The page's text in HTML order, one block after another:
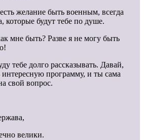
желание быть военным, всегда
которые будут тебе по душе.
мне быть? Разве я не могу быть
тебе долго рассказывать. Давай,
программу, и ты сама
свой вопрос.
велики.